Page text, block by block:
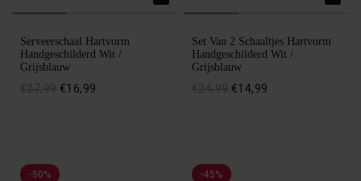
Serveerschaal Hartvorm
Handgeschilderd Wit /
Grijsblauw
€27,99 €16,99
Set Van 2 Schaaltjes Hartvorm
Handgeschilderd Wit /
Grijsblauw
€24,99 €14,99
-50% -45%